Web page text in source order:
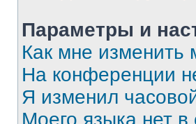
Параметры и
Как мне изменить
На конференции
Я изменил
Моего языка нет в